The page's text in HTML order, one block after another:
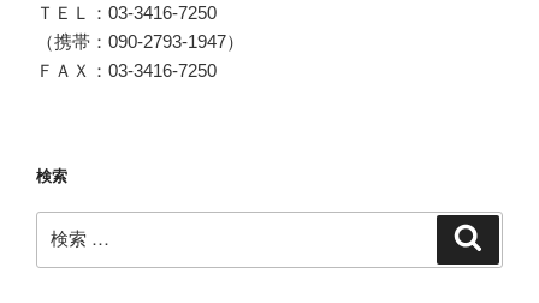
ＴＥＬ：03-3416-7250
（携帯：090-2793-1947）
ＦＡＸ：03-3416-7250
検索
検
索: